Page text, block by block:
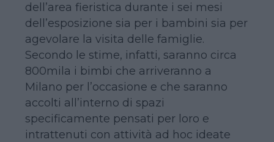
dell’area fieristica durante i sei mesi
dell’esposizione sia per i bambini sia per
agevolare la visita delle famiglie.
Secondo le stime, infatti, saranno circa
800mila i bimbi che arriveranno a
Milano per l’occasione e che saranno
accolti all’interno di spazi
specificamente pensati per loro e
intrattenuti con attività ad hoc ideate